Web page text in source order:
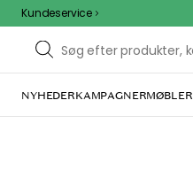
Kundeservice
NYHEDERKAMPAGNERMØBLER